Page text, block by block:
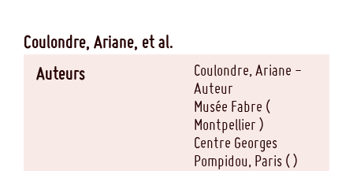
Coulondre, Ariane, et al.
Auteurs
Coulondre, Ariane -
Auteur
Musée Fabre (
Montpellier )
Centre Georges
Pompidou, Paris ( )